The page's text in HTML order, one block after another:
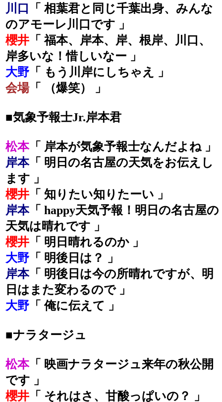
川口
「 相葉君と同じ千葉出身、みんな
のアモーレ川口です 」
櫻井 「 福本、岸本、岸、根岸、川口、
岸多いな！惜しいなー 」
大野 「 もう川岸にしちゃえ 」
会場「 （爆笑） 」
■気象予報士Jr.岸本君
松本「 岸本が気象予報士なんだよね 」
岸本「 明日の名古屋の天気をお伝えし
ます 」
櫻井 「 知りたい知りたーい 」
岸本「 happy天気予報！明日の名古屋の
天気は晴れです 」
櫻井 「 明日晴れるのか 」
大野 「 明後日は？ 」
岸本「 明後日は今の所晴れですが、明
日はまた変わるので 」
大野 「 俺に伝えて 」
■ナラタージュ
松本「 映画ナラタージュ来年の秋公開
です 」
櫻井 「 それはさ、甘酸っぱいの？ 」